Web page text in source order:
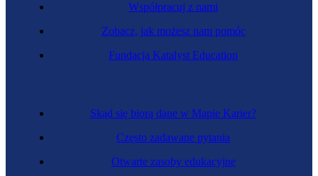
Skąd się biorą dane w Mapie Karier?
Często zadawane pytania
Otwarte zasoby edukacyjne
Współpracuj z nami
Zobacz, jak możesz nam pomóc
Fundacja Katalyst Education